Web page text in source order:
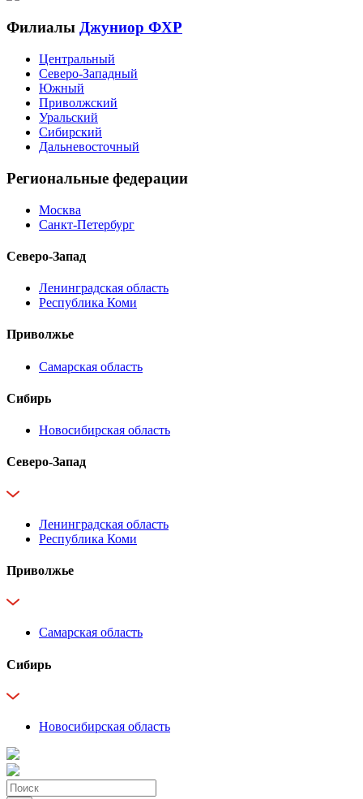
Филиалы Джуниор ФХР
Центральный
Северо-Западный
Южный
Приволжский
Уральский
Сибирский
Дальневосточный
Региональные федерации
Москва
Санкт-Петербург
Северо-Запад
Ленинградская область
Республика Коми
Приволжье
Самарская область
Сибирь
Новосибирская область
Северо-Запад
Ленинградская область
Республика Коми
Приволжье
Самарская область
Сибирь
Новосибирская область